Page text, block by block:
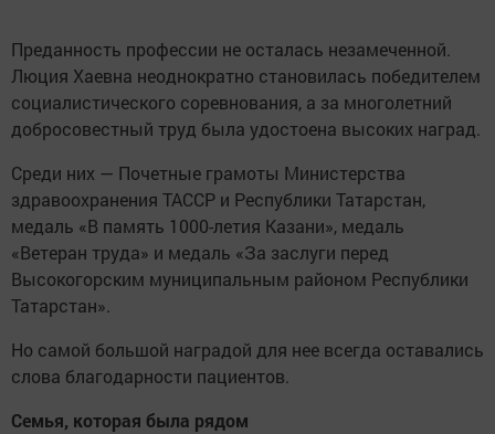
Преданность профессии не осталась незамеченной.
Люция Хаевна неоднократно становилась победителем
социалистического соревнования, а за многолетний
добросовестный труд была удостоена высоких наград.
Среди них — Почетные грамоты Министерства
здравоохранения ТАССР и Республики Татарстан,
медаль «В память 1000-летия Казани», медаль
«Ветеран труда» и медаль «За заслуги перед
Высокогорским муниципальным районом Республики
Татарстан».
Но самой большой наградой для нее всегда оставались
слова благодарности пациентов.
Семья, которая была рядом